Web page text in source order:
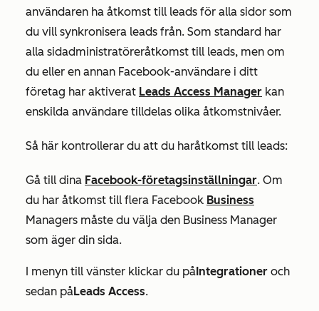
användaren ha åtkomst till leads för alla sidor som
du vill synkronisera leads från. Som standard har
alla sidadministratöreråtkomst till leads, men om
du eller en annan Facebook-användare i ditt
företag har aktiverat Leads Access Manager kan
enskilda användare tilldelas olika åtkomstnivåer.
Så här kontrollerar du att du haråtkomst till leads:
Gå till dina Facebook-företagsinställningar. Om
du har åtkomst till flera Facebook Business
Managers måste du välja den Business Manager
som äger din sida.
I menyn till vänster klickar du påIntegrationer och
sedan påLeads Access.